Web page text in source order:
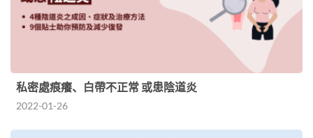
私密處痕癢、白帶不正常 或患陰道炎
2022-01-26